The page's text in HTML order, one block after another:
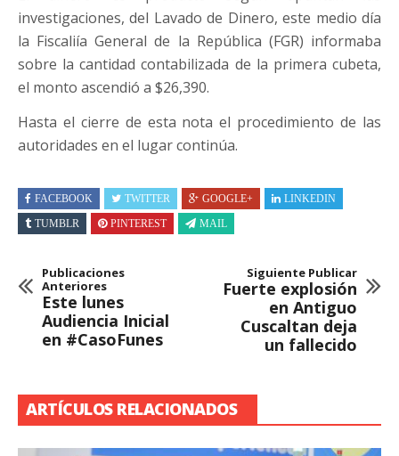
investigaciones, del Lavado de Dinero, este medio día
la Fiscaliía General de la República (FGR) informaba
sobre la cantidad contabilizada de la primera cubeta,
el monto ascendió a $26,390.
Hasta el cierre de esta nota el procedimiento de las
autoridades en el lugar continúa.
FACEBOOK TWITTER GOOGLE+
LINKEDIN
TUMBLR
PINTEREST MAIL
Publicaciones
Anteriores
Este lunes
Audiencia Inicial
en #CasoFunes
Siguiente Publicar
Fuerte explosión
en Antiguo
Cuscaltan deja
un fallecido
ARTÍCULOS RELACIONADOS